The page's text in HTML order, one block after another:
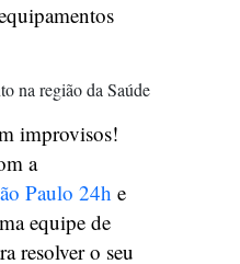
na região da Saúde
improvisos!
a
Paulo 24h e
equipe de
resolver o seu